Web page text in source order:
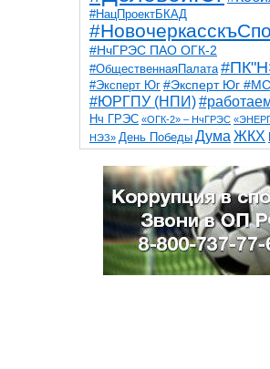
#НацПроектБКАД
#НчГРЭС ПАО ОГК-2
#ОбщественнаяПалата
#Эксперт Юг #Эксперт Юг
#ЮРГПУ (НПИ)
Нч ГРЭС «ОГК-2» – НчГРЭС
НЭЗ» День Победы Дума ЖКХ
НчГРЭС ТНТ
благоустройствоветераны
детидороги казаки коррупция
общественная палата парк
спорт театр транспорт